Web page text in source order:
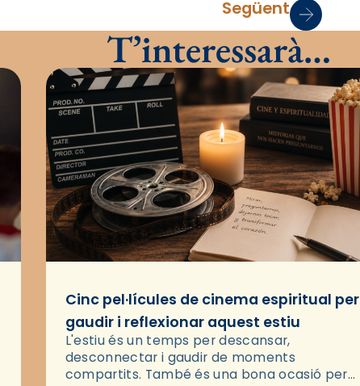
Següent
T’interessarà…
Cinc pel·lícules de cinema espiritual per
gaudir i reflexionar aquest estiu
L'estiu és un temps per descansar,
desconnectar i gaudir de moments
compartits. També és una bona ocasió per